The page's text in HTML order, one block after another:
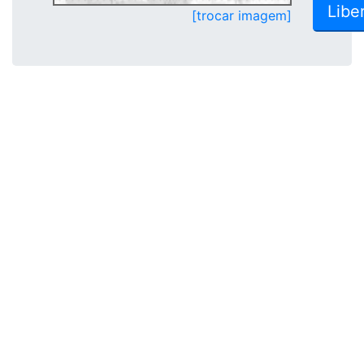
[trocar imagem]